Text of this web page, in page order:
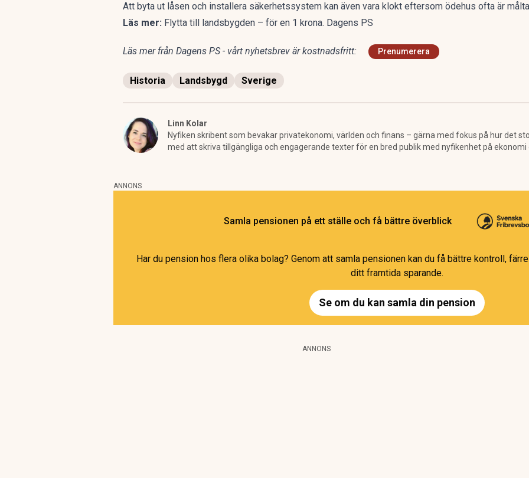
Att byta ut låsen och installera säkerhetssystem kan även vara klokt eftersom ödehus ofta är
Läs mer: Flytta till landsbygden – för en 1 krona. Dagens PS
Läs mer från Dagens PS - vårt nyhetsbrev är kostnadsfritt: Prenumerera
Historia Landsbygd Sverige
Linn Kolar
Nyfiken skribent som bevakar privatekonomi, världen och finans – gärna med fokus på hur det
med att skriva tillgängliga och engagerande texter för en bred publik med nyfikenhet på ekonomi
ANNONS
Samla pensionen på ett ställe och få bättre överblick
Har du pension hos flera olika bolag? Genom att samla pensionen kan du få bättre kontroll,
ditt framtida sparande.
Se om du kan samla din pension
ANNONS